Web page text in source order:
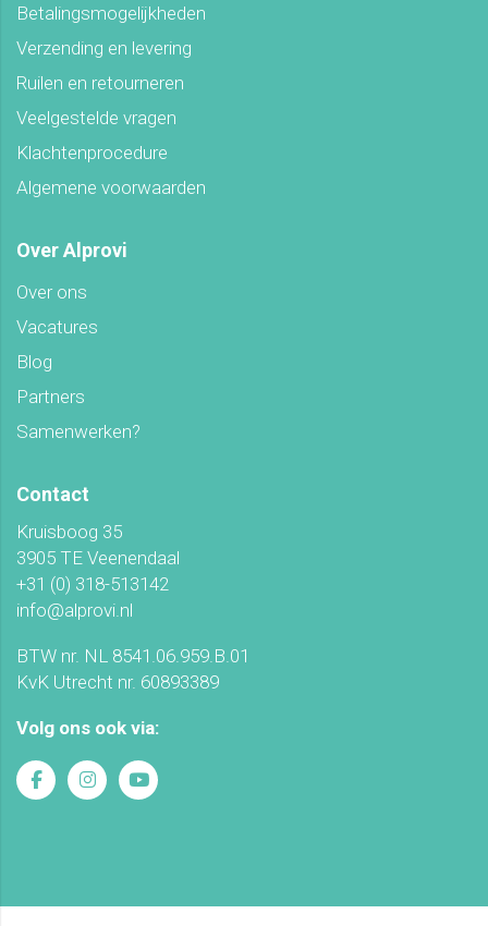
Betalingsmogelijkheden
Verzending en levering
Ruilen en retourneren
Veelgestelde vragen
Klachtenprocedure
Algemene voorwaarden
Over Alprovi
Over ons
Vacatures
Blog
Partners
Samenwerken?
Contact
Kruisboog 35
3905 TE Veenendaal
+31 (0) 318-513142
info@alprovi.nl
BTW nr. NL 8541.06.959.B.01
KvK Utrecht nr. 60893389
Volg ons ook via: